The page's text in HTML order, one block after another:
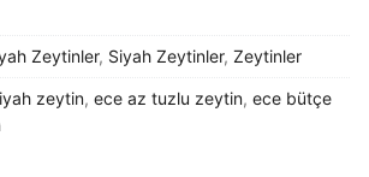
Zeytinler, Siyah Zeytinler, Zeytinler
zeytin, ece az tuzlu zeytin, ece bütçe